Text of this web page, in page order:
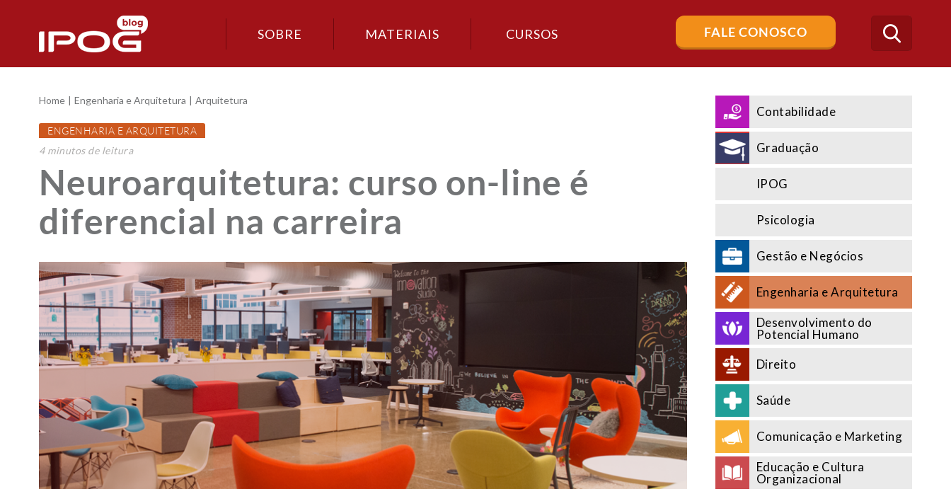
SOBRE MATERIAIS CURSOS FALE CONOSCO
Buscar
no
blog
Home Engenharia e Arquitetura Arquitetura
ENGENHARIA E ARQUITETURA
4 minutosde leitura
Neuroarquitetura: curso on-line é
diferencial na carreira
Contabilidade
Graduação
IPOG
Psicologia
Gestão e Negócios
Engenharia e Arquitetura
Desenvolvimento do
Potencial Humano
Direito
Saúde
Comunicação e Marketing
Educação e Cultura
Organizacional